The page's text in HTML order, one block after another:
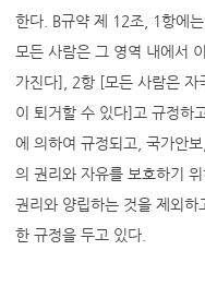
한다. B규약 제 12조, 1항에
모든 사람은 그 영역 내에서
가진다], 2항 [모든 사람은 자
이 퇴거할 수 있다]고 규정하
에 의하여 규정되고, 국가안
의 권리와 자유를 보호하기
권리와 양립하는 것을 제외하
한 규정을 두고 있다.